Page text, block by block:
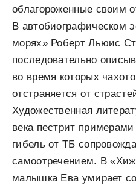
облагороженные своим
В автобиографическом
морях» Роберт Льюис
последовательно
во время которых
отстраняется от
Художественная
века пестрит примерами
гибель от ТБ
самоотречением. В
малышка Ева умирает